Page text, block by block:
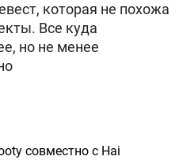
которая не похожа
Все куда
но не менее
совместно с Hai